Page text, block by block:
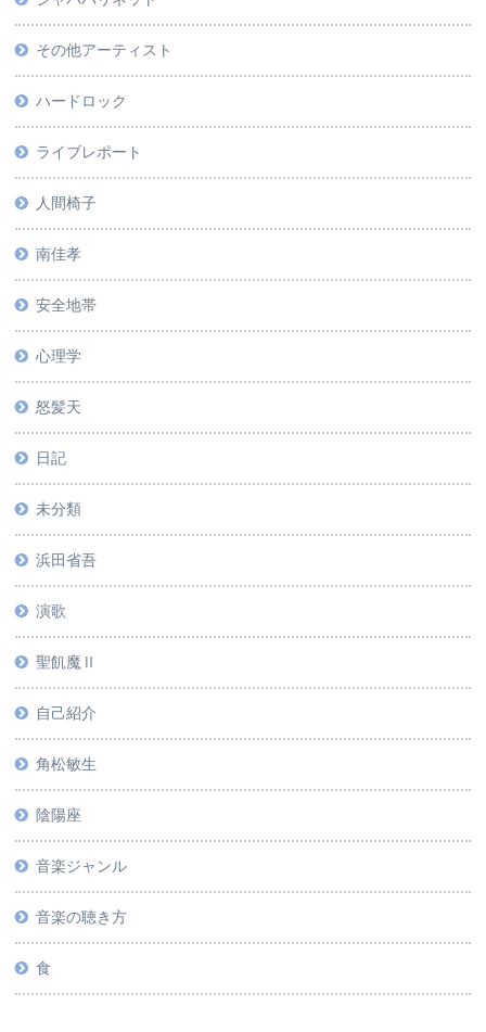
その他アーティスト
ハードロック
ライブレポート
人間椅子
南佳孝
安全地帯
心理学
怒髪天
日記
未分類
浜田省吾
演歌
聖飢魔Ⅱ
自己紹介
角松敏生
陰陽座
音楽ジャンル
音楽の聴き方
食